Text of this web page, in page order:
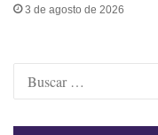
3 de agosto de 2026